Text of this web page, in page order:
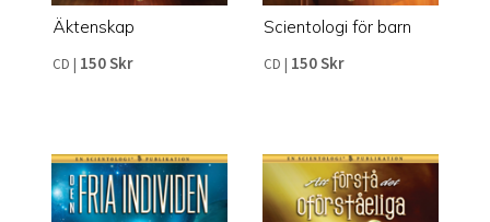
Äktenskap
CD | 150 Skr
Scientologi för barn
CD | 150 Skr